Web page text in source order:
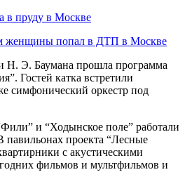
в пруду в Москве
женщины попал в ДТП в Москве
Н. Э. Баумана прошла программа
Гостей катка встретили
симфонический оркестр под
и “Ходынское поле” работали
павильонах проекта “Лесные
с акустическими
фильмов и мультфильмов и